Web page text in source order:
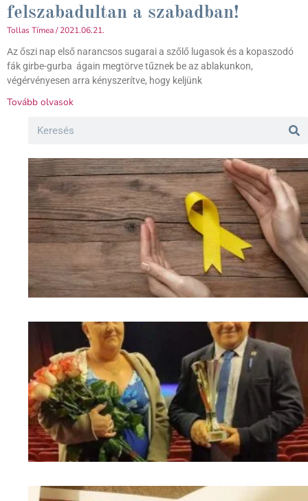
felszabadultan a szabadban!
Tollas Tímea 2021.06.21.
Az őszi nap első narancsos sugarai a szőlő lugasok és a kopaszodó
fák girbe-gurba ágain megtörve tűznek be az ablakunkon,
végérvényesen arra kényszerítve, hogy keljünk
Tovább olvasok
Search